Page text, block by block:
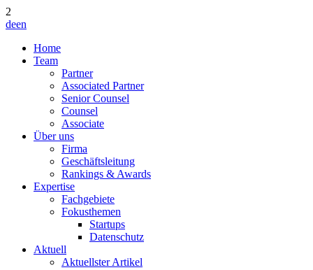
2
deen
Home
Team
Partner
Associated Partner
Senior Counsel
Counsel
Associate
Über uns
Firma
Geschäftsleitung
Rankings & Awards
Expertise
Fachgebiete
Fokusthemen
Startups
Datenschutz
Aktuell
Aktuellster Artikel